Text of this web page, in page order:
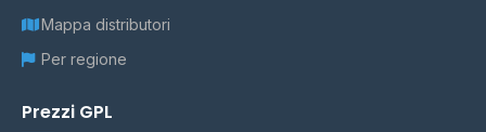
Mappa distributori
Per regione
Prezzi GPL